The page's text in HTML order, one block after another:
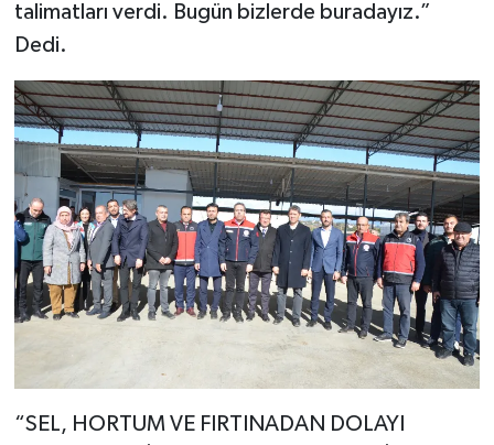
talimatları verdi. Bugün bizlerde buradayız.”
Dedi.
“SEL, HORTUM VE FIRTINADAN DOLAYI